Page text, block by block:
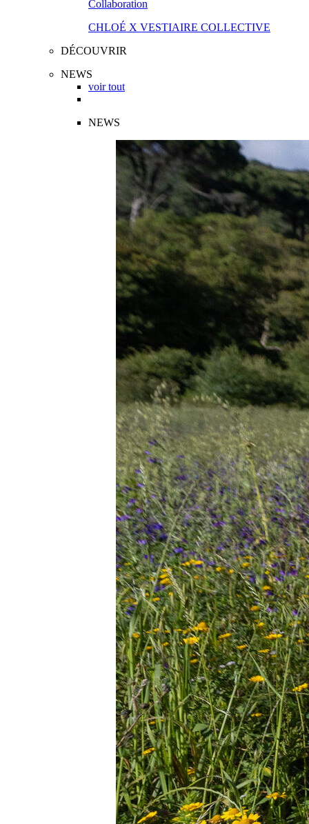
Collaboration
CHLOÉ X VESTIAIRE COLLECTIVE
DÉCOUVRIR
NEWS
voir tout
NEWS